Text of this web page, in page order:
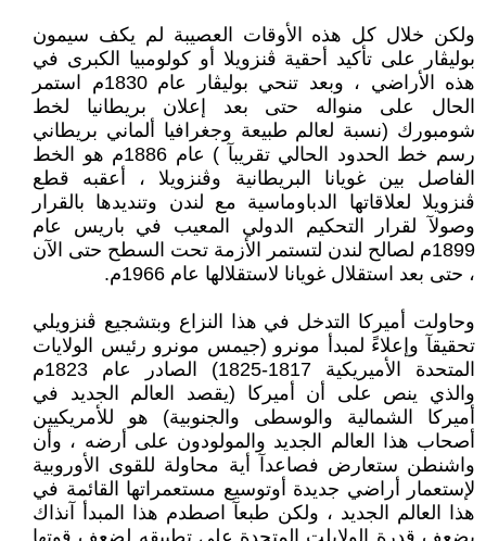
ولكن خلال كل هذه الأوقات العصيبة لم يكف سيمون
بوليڨار على تأكيد أحقية ڨنزويلا أو كولومبيا الكبرى في
هذه الأراضي ، وبعد تنحي بوليڨار عام 1830م استمر
الحال على منواله حتى بعد إعلان بريطانيا لخط
شومبورك (نسبة لعالم طبيعة وجغرافيا ألماني بريطاني
رسم خط الحدود الحالي تقريبآ ) عام 1886م هو الخط
الفاصل بين غويانا البريطانية وڨنزويلا ، أعقبه قطع
ڨنزويلا لعلاقاتها الدباوماسية مع لندن وتنديدها بالقرار
وصولآ لقرار التحكيم الدولي المعيب في باريس عام
1899م لصالح لندن لتستمر الأزمة تحت السطح حتى الآن
، حتى بعد استقلال غويانا لاستقلالها عام 1966م.
وحاولت أميركا التدخل في هذا النزاع وبتشجيع ڨنزويلي
تحقيقآ وإعلاءً لمبدأ مونرو (جيمس مونرو رئيس الولايات
المتحدة الأميريكية 1817-1825) الصادر عام 1823م
والذي ينص على أن أميركا (يقصد العالم الجديد في
أميركا الشمالية والوسطى والجنوبية) هو للأمريكيين
أصحاب هذا العالم الجديد والمولودون على أرضه ، وأن
واشنطن ستعارض فصاعدآ أية محاولة للقوى الأوروبية
لإستعمار أراضي جديدة أوتوسيع مستعمراتها القائمة في
هذا العالم الجديد ، ولكن طبعآ اصطدم هذا المبدأ آنذاك